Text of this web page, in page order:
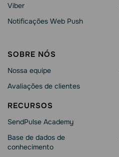
Viber
Notificações Web Push
SOBRE NÓS
Nossa equipe
Avaliações de clientes
RECURSOS
SendPulse Academy
Base de dados de
conhecimento